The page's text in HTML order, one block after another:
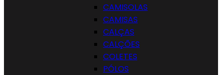
CAMISOLAS
CAMISAS
CALÇAS
CALÇÕES
COLETES
PÓLOS